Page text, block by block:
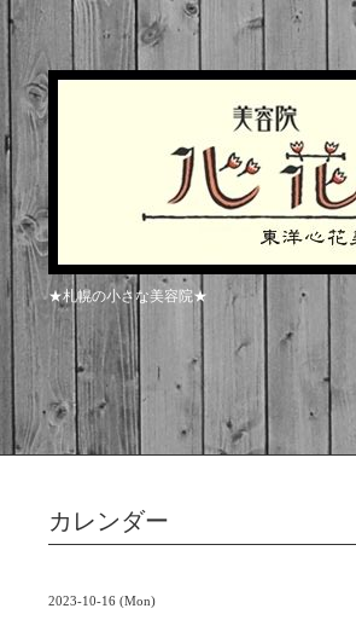
★札幌の小さな美容院★
カレンダー
2023-10-16 (Mon)